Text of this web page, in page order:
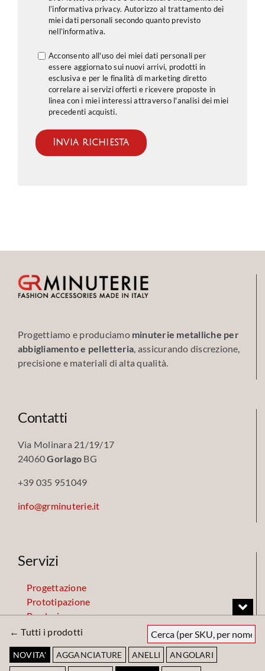
← Tutti i prodotti
NOVITA' AGGANCIATURE ANELLI
ANGOLARI
l’informativa privacy. Autorizzo al trattamento dei
miei dati personali secondo quanto previsto
nell’informativa.
Acconsento all'uso dei miei dati personali per
essere aggiornato sui nuovi arrivi, prodotti in
esclusiva e per le finalità di marketing diretto
correlare ai servizi offerti e ricevere proposte in
linea con i miei interessi attraverso l'analisi dei miei
precedenti acquisti.
Progettiamo e produciamo minuterie metalliche per
abbigliamento e pelletteria, assicurando discrezione,
precisione e materiali di alta qualità.
Contatti
Via Molinara 21/19/17
24060Gorlago BG
+39 035 951049
info@grminuterie.it
Servizi
Progettazione
Prototipazione
Produzione
Finiture
Magazzino